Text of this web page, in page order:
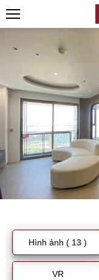
Hình ảnh ( 13 )
VR